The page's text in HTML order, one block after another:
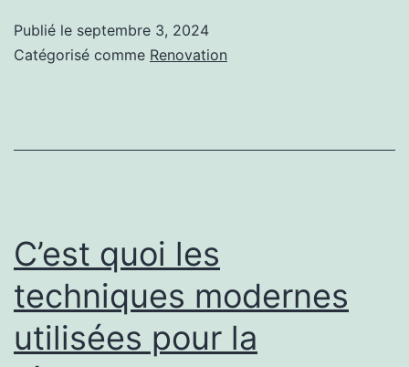
tennis
en
béton
Publié le septembre 3, 2024
Catégorisé comme Renovation
C’est quoi les
techniques modernes
utilisées pour la